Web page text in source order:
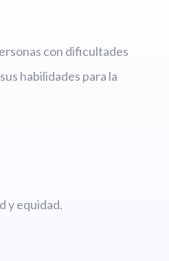
con dificultades
habilidades para la
y equidad.